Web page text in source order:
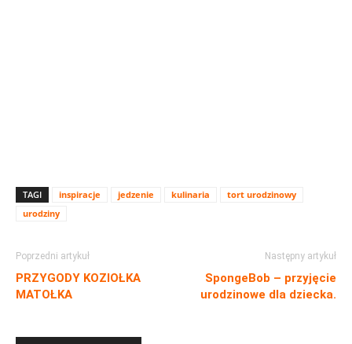
TAGI inspiracje jedzenie kulinaria
tort urodzinowy
urodziny
Poprzedni artykuł
PRZYGODY KOZIOŁKA
MATOŁKA
Następny artykuł
SpongeBob – przyjęcie
urodzinowe dla dziecka.